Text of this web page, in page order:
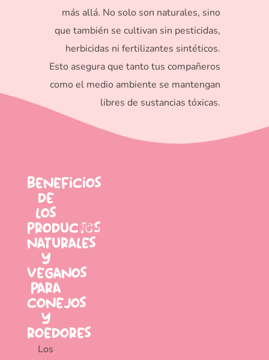
más allá. No solo son naturales, sino
que también se cultivan sin pesticidas,
herbicidas ni fertilizantes sintéticos.
Esto asegura que tanto tus compañeros
como el medio ambiente se mantengan
libres de sustancias tóxicas.
beneficios
de
los
productos
naturales
y
veganos
para
conejos
y
roedores
Los
bienestar